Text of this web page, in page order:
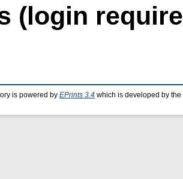
(login
is powered by EPrints 3.4 which is developed by the